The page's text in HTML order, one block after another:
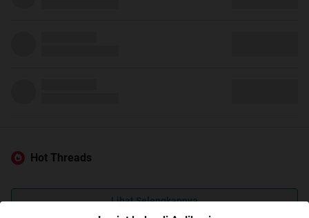
Hot Threads
Lihat Selengkapnya